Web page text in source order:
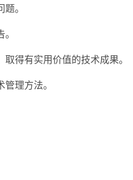
。
得有实用价值的技术成果。
理方法。